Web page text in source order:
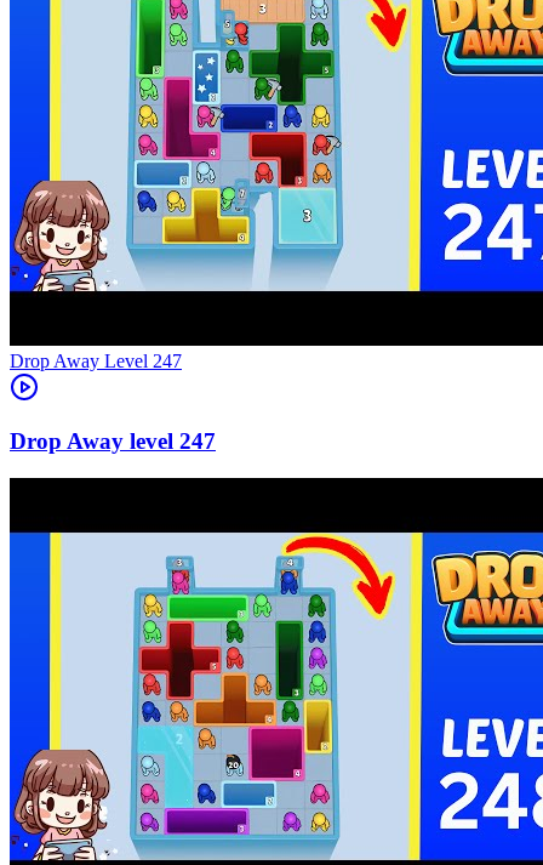
Level 247
247